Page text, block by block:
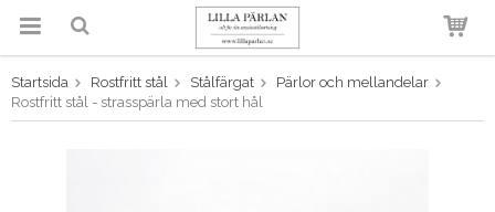
Produkten har blivit tillagd i
varukorgen
Startsida Rostfritt stål Stålfärgat
Pärlor och mellandelar
Rostfritt stål - strasspärla med stort hål